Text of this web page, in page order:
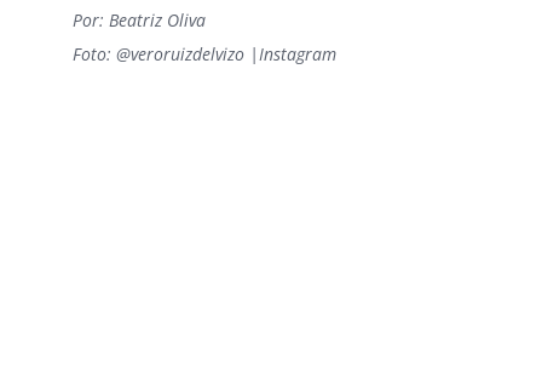
Por: Beatriz Oliva
Foto: @veroruizdelvizo |Instagram